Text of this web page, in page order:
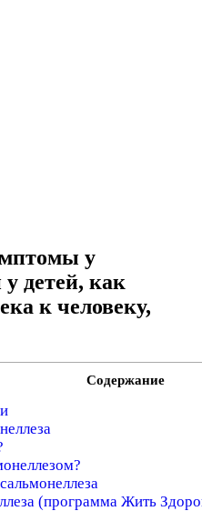
у
детей, как
к человеку,
Содержание
(программа Жить